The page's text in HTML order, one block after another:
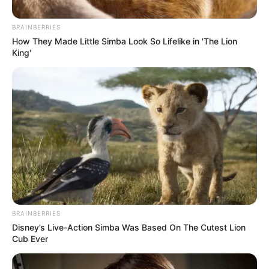
Captura de vídeo
La mujer conducía el vehículo.
Por:Slendy Blanco Suárez
Enero 16, 2021
BRAINBERRIES
How They Made Little Simba Look So Lifelike in 'The Lion
King'
BRAINBERRIES
Disney’s Live-Action Simba Was Based On The Cutest Lion
Cub Ever